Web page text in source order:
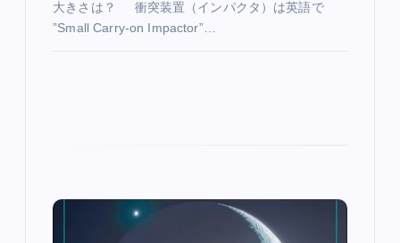
大きさは？ 衝突装置（インパクタ）は英語で
”Small Carry-on Impactor”…